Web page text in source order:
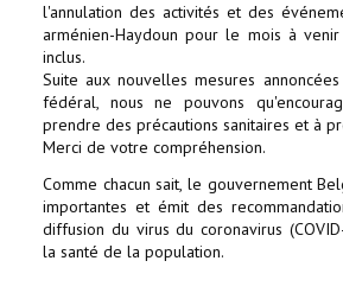
l'annulation des activités et des
arménien-Haydoun pour le mois à
inclus.
Suite aux nouvelles mesures
fédéral, nous ne pouvons
prendre des précautions sanitaires et à
Merci de votre compréhension.
Comme chacun sait, le gouvernement
importantes et émit des
diffusion du virus du coronavirus
la santé de la population.